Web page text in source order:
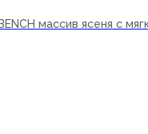
массив ясеня с